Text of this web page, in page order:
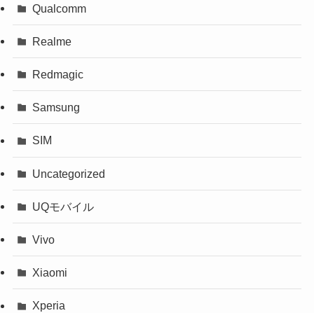
Qualcomm
Realme
Redmagic
Samsung
SIM
Uncategorized
UQモバイル
Vivo
Xiaomi
Xperia